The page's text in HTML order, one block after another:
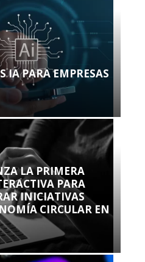
IA PARA EMPRESAS
LA PRIMERA
PARA
INICIATIVAS
CIRCULAR EN